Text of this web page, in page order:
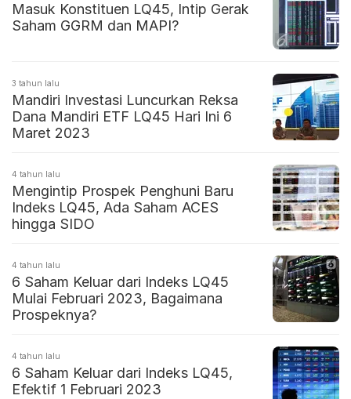
Masuk Konstituen LQ45, Intip Gerak
Saham GGRM dan MAPI?
3 tahun lalu
Mandiri Investasi Luncurkan Reksa
Dana Mandiri ETF LQ45 Hari Ini 6
Maret 2023
4 tahun lalu
Mengintip Prospek Penghuni Baru
Indeks LQ45, Ada Saham ACES
hingga SIDO
4 tahun lalu
6 Saham Keluar dari Indeks LQ45
Mulai Februari 2023, Bagaimana
Prospeknya?
4 tahun lalu
6 Saham Keluar dari Indeks LQ45,
Efektif 1 Februari 2023